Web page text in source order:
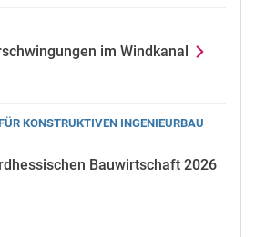
im Windkanal
KONSTRUKTIVEN INGENIEURBAU
Bauwirtschaft 2026